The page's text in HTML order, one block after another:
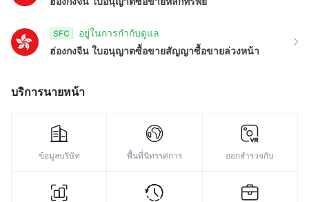
9
SFC
อยู่ในการกำกับดูแล
ฮ่องกงจีน ใบอนุญาตซื้อขายสัญญาซื้อขายล่วงหน้า
บริการนายหน้า
ข้อมูลบริษัท พื้นที่นิทรรศการ ออกสำรวจกับ